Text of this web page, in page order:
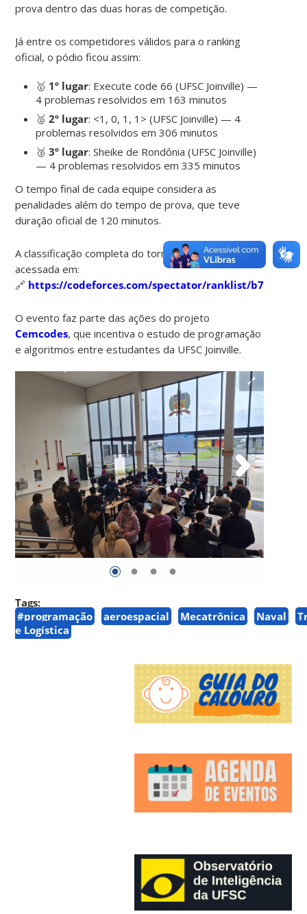
prova dentro das duas horas de competição.
Já entre os competidores válidos para o ranking
oficial, o pódio ficou assim:
🥇 1º lugar: Execute code 66 (UFSC Joinville) —
4 problemas resolvidos em 163 minutos
🥈2º lugar: <1, 0, 1, 1> (UFSC Joinville) — 4
problemas resolvidos em 306 minutos
🥉3º lugar: Sheike de Rondônia (UFSC Joinville)
— 4 problemas resolvidos em 335 minutos
O tempo final de cada equipe considera as
penalidades além do tempo de prova, que teve
duração oficial de 120 minutos.
A classificação completa do torneio pode ser
acessada em:
🔗 https://codeforces.com/spectator/ranklist/
O evento faz parte das ações do projeto
Cemcodes, que incentiva o estudo de programação
e algoritmos entre estudantes da UFSC Joinville.
Tags:
#programação
aeroespacial Mecatrônica Naval
e Logística